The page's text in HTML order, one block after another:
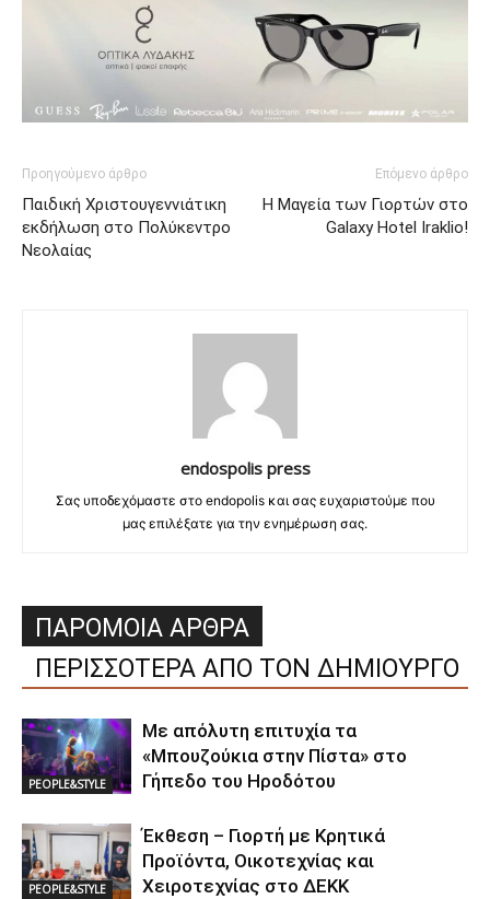
Προηγούμενο άρθρο
Παιδική Χριστουγεννιάτικη
εκδήλωση στο Πολύκεντρο
Νεολαίας
Επόμενο άρθρο
Η Μαγεία των Γιορτών στο
Galaxy Hotel Iraklio!
endospolis press
Σας υποδεχόμαστε στο endopolis και σας ευχαριστούμε που
μας επιλέξατε για την ενημέρωση σας.
ΠΑΡΟΜΟΙΑ ΑΡΘΡΑ
ΠΕΡΙΣΣΟΤΕΡΑ ΑΠΟ ΤΟΝ ΔΗΜΙΟΥΡΓΟ
PEOPLE&STYLE
Με απόλυτη επιτυχία τα
«Μπουζούκια στην Πίστα» στο
Γήπεδο του Ηροδότου
PEOPLE&STYLE
Έκθεση – Γιορτή με Κρητικά
Προϊόντα, Οικοτεχνίας και
Χειροτεχνίας στο ΔΕΚΚ